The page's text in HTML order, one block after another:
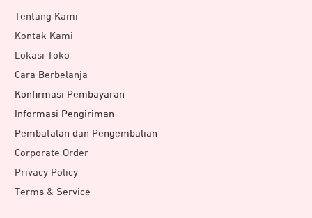
Tentang Kami
Kontak Kami
Lokasi Toko
Cara Berbelanja
Konfirmasi Pembayaran
Informasi Pengiriman
Pembatalan dan Pengembalian
Corporate Order
Privacy Policy
Terms & Service